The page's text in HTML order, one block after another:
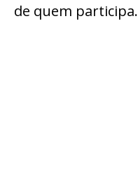
de quem participa.